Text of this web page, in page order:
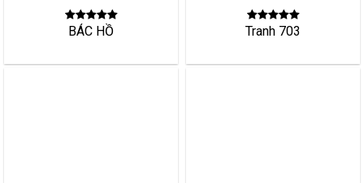
BÁC HỒ Tranh 703